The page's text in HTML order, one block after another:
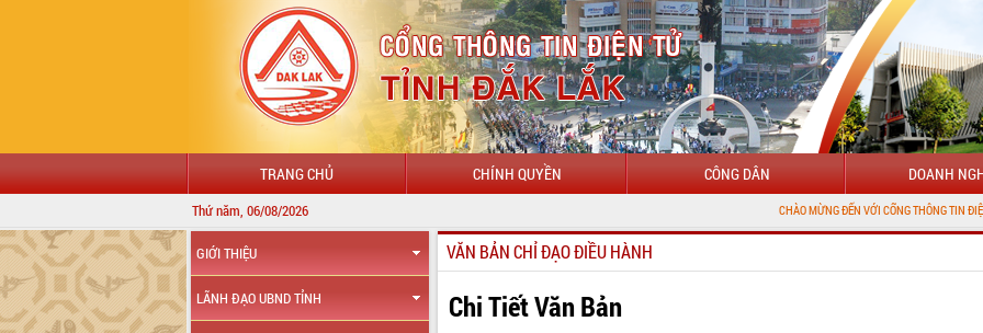
TRANG CHỦ CHÍNH QUYỀN CÔNG DÂN DOANH
Thứ năm, 06/08/2026 CHÀO MỪNG ĐẾN VỚI CỔNG THÔNG TIN ĐIỆN TỬ TỈNH
GIỚI THIỆU
LÃNH ĐẠO UBND TỈNH
VĂN BẢN CHỈ ĐẠO ĐIỀU HÀNH
Chi Tiết Văn Bản